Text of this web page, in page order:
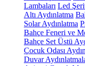
Lambaları Led
Altı Aydınlatma
Solar Aydınlatma
Bahçe Feneri ve
Bahçe Set Üstü
Çocuk Odası
Duvar